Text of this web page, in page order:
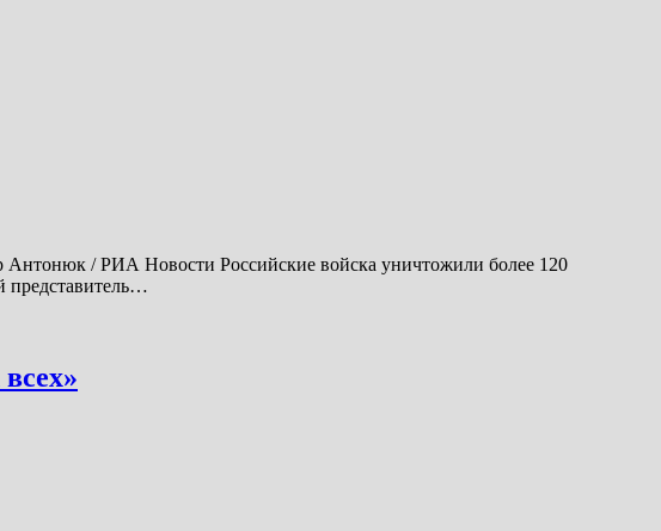
/ РИА Новости Российские войска уничтожили более 120
представитель…